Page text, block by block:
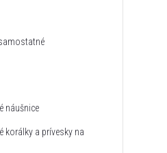
náušnice
korálky a prívesky na